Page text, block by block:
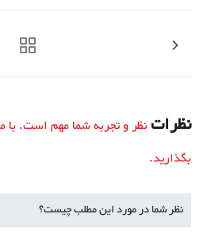
نظراتنظر و تجربه شما مهم است. با
بگذارید.
نظر شما در مورد این مطلب چیست؟